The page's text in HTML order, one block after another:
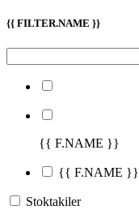
{{ FILTER.NAME }}
{{ F.NAME }}
{{ F.NAME }}
Stoktakiler